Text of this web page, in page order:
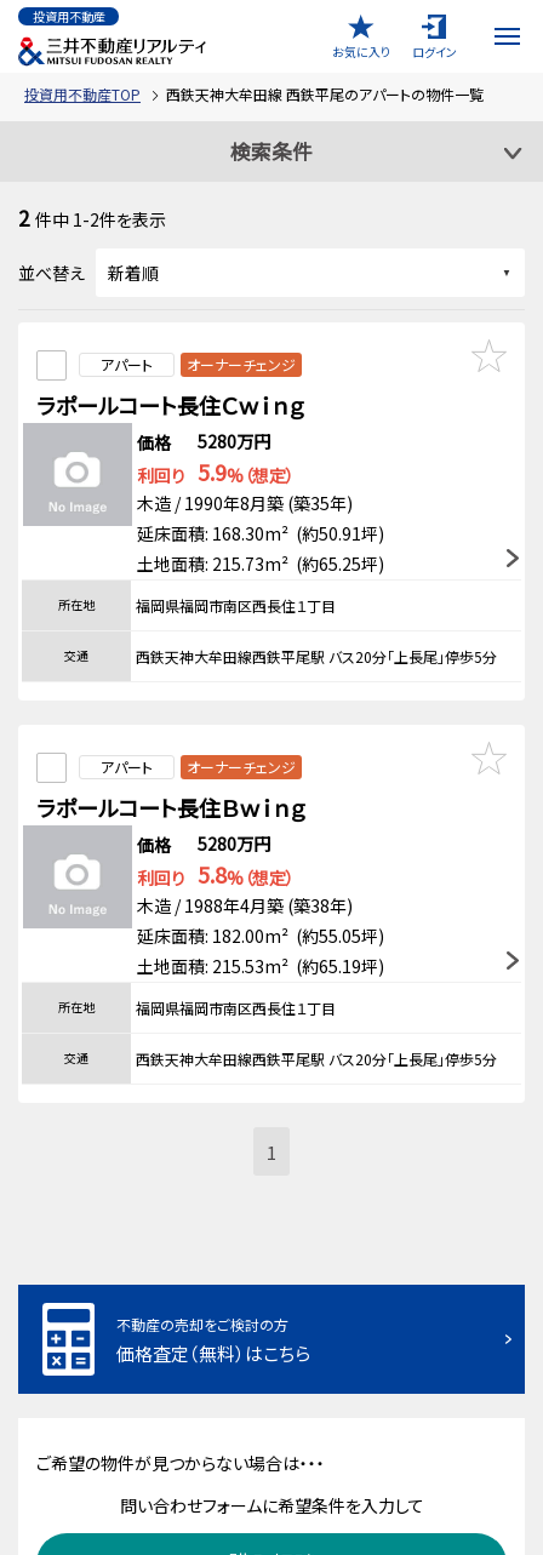
投資用不動産
お気に入り
ログイン
投資用不動産TOP 西鉄天神大牟田線 西鉄平尾のアパートの物件一覧
検索条件
2 件中 1-2件を表示
並べ替え
アパート オーナーチェンジ
ラポールコート長住Ｃｗｉｎｇ
価格
5280万円
利回り 5.9%（想定）
木造 / 1990年8月築 (築35年)
延床面積: 168.30m² (約50.91坪)
土地面積: 215.73m² (約65.25坪)
所在地 福岡県福岡市南区西長住１丁目
交通 西鉄天神大牟田線西鉄平尾駅 バス20分「上長尾」停歩5分
アパート オーナーチェンジ
ラポールコート長住Ｂｗｉｎｇ
価格
5280万円
利回り 5.8%（想定）
木造 / 1988年4月築 (築38年)
延床面積: 182.00m² (約55.05坪)
土地面積: 215.53m² (約65.19坪)
所在地 福岡県福岡市南区西長住１丁目
交通 西鉄天神大牟田線西鉄平尾駅 バス20分「上長尾」停歩5分
1
不動産の売却をご検討の方
価格査定（無料）はこちら
ご希望の物件が見つからない場合は・・・
問い合わせフォームに希望条件を入力して